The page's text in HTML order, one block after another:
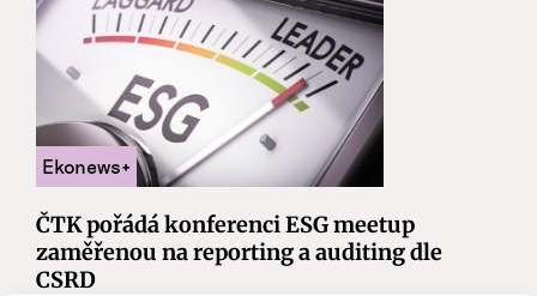
ČTK pořádá konferenci ESG meetup
zaměřenou na reporting a auditing dle
CSRD